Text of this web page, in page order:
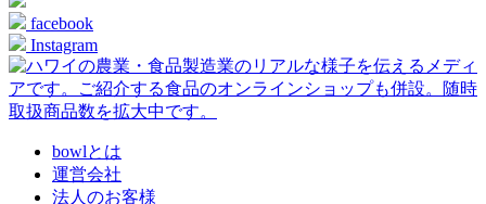
facebook
Instagram
bowlとは
運営会社
法人のお客様